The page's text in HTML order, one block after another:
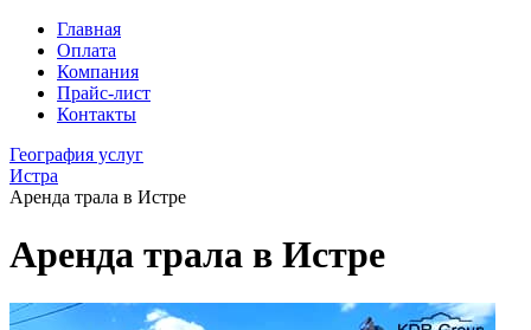
Главная
Оплата
Компания
Прайс-лист
Контакты
География услуг
Истра
Аренда трала в Истре
Аренда трала в Истре